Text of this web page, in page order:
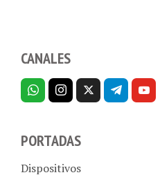
CANALES
PORTADAS
Dispositivos